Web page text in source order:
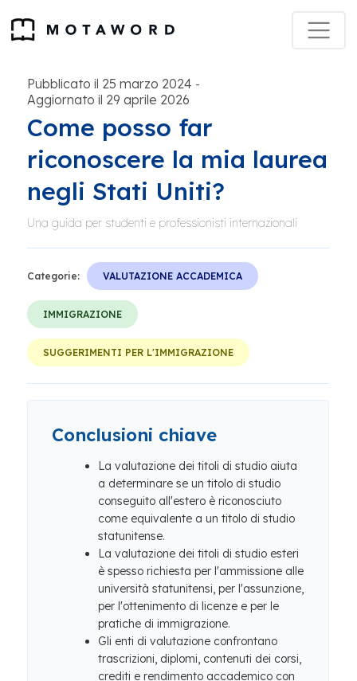
Pubblicato il 25 marzo 2024 -
Aggiornato il 29 aprile 2026
Come posso far
riconoscere la mia laurea
negli Stati Uniti?
Una guida per studenti e professionisti internazionali
Categorie: VALUTAZIONE ACCADEMICA
IMMIGRAZIONE
SUGGERIMENTI PER L'IMMIGRAZIONE
Conclusioni chiave
La valutazione dei titoli di studio aiuta
a determinare se un titolo di studio
conseguito all'estero è riconosciuto
come equivalente a un titolo di studio
statunitense.
La valutazione dei titoli di studio esteri
è spesso richiesta per l'ammissione alle
università statunitensi, per l'assunzione,
per l'ottenimento di licenze e per le
pratiche di immigrazione.
Gli enti di valutazione confrontano
trascrizioni, diplomi, contenuti dei corsi,
crediti e rendimento accademico con